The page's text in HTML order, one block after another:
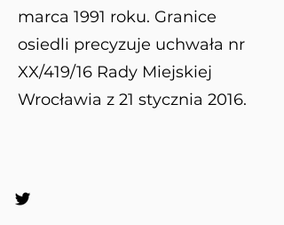
marca 1991 roku. Granice
osiedli precyzuje uchwała nr
XX/419/16 Rady Miejskiej
Wrocławia z 21 stycznia 2016.